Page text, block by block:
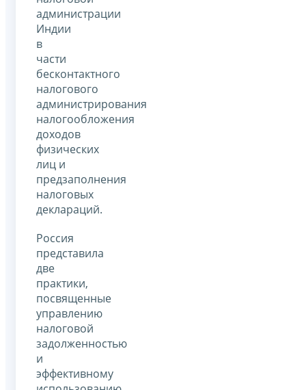
администрации
Индии
в
части
бесконтактного
налогового
администрирования
налогообложения
доходов
физических
лиц и
предзаполнения
налоговых
деклараций.
Россия
представила
две
практики,
посвященные
управлению
налоговой
задолженностью
и
эффективному